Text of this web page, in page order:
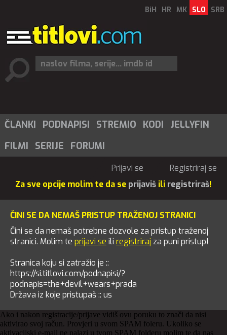
BiH HR MK SLO SRB
ČLANKI PODNAPISI STREMIO KODI
JELLYFIN
FILMI
SERIJE FORUMI
Prijavi se
Registriraj se
Za sve opcije molim te da se prijaviš ili registriraš!
ČINI SE DA NEMAŠ PRISTUP TRAŽENOJ STRANICI
Čini se da nemaš potrebne dozvole za pristup traženoj
stranici. Molim te prijavi se ili registriraj za puni pristup!
Stranica koju si zatražio je ::
https://si.titlovi.com/podnapisi/?
podnapis=the+devil+wears+prada
Država iz koje pristupaš :: us
Ako i nakon registracije/prijave vidiš ovu poruku to znači da nisi
aktivirao svoj račun. Provjeri u svom SPAM foleru. Ukoliko se
aktivacijski e-mail ne nalazi u tvom SPAM folderu molim te da nas